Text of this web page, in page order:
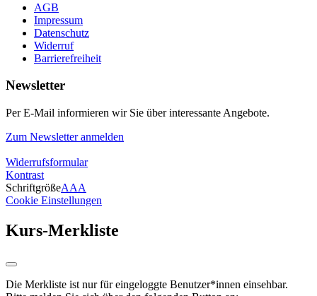
AGB
Impressum
Datenschutz
Widerruf
Barrierefreiheit
Newsletter
Per E-Mail informieren wir Sie über interessante Angebote.
Zum Newsletter anmelden
Widerrufsformular
Kontrast
SchriftgrößeAAA
Cookie Einstellungen
Kurs-Merkliste
Die Merkliste ist nur für eingeloggte Benutzer*innen einsehbar.